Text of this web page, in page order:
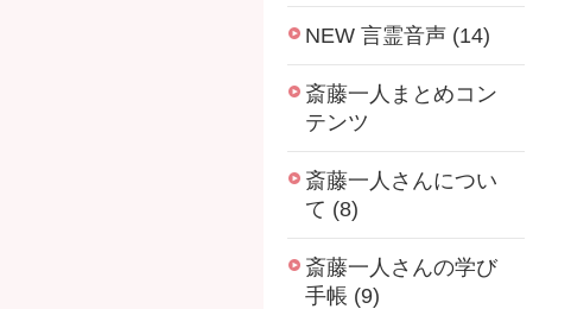
NEW 言霊音声 (14)
斎藤一人まとめコン
テンツ
斎藤一人さんについ
て (8)
斎藤一人さんの学び
手帳 (9)